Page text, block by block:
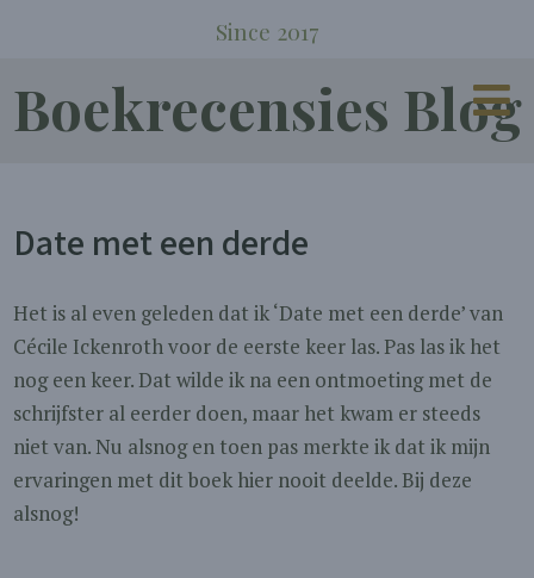
Since 2017
Boekrecensies Blog
Date met een derde
Het is al even geleden dat ik ‘Date met een derde’ van
Cécile Ickenroth voor de eerste keer las. Pas las ik het
nog een keer. Dat wilde ik na een ontmoeting met de
schrijfster al eerder doen, maar het kwam er steeds
niet van. Nu alsnog en toen pas merkte ik dat ik mijn
ervaringen met dit boek hier nooit deelde. Bij deze
alsnog!